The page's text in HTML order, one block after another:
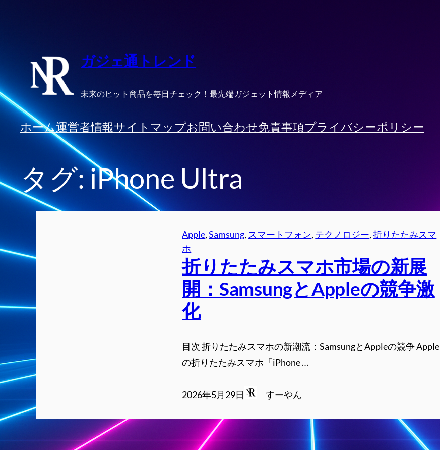
ッ
プ
ガジェ通トレンド
未来のヒット商品を毎日チェック！最先端ガジェット情報メディア
ホーム運営者情報サイトマップお問い合わせ免責事項プライバシーポリシー
タグ:iPhone Ultra
Apple, Samsung, スマートフォン, テクノロジー, 折りたたみスマ
ホ
折りたたみスマホ市場の新展
開：SamsungとAppleの競争激
化
目次 折りたたみスマホの新潮流：SamsungとAppleの競争 Apple
の折りたたみスマホ「iPhone …
2026年5月29日 すーやん